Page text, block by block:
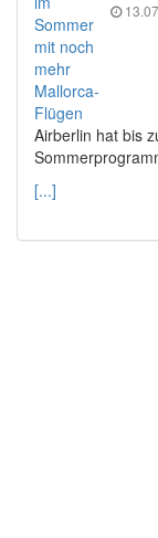
Airberlin hat bis
[...]